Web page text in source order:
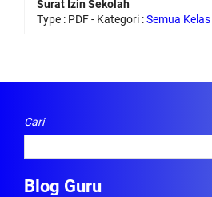
Surat Izin Sekolah
Type : PDF- Kategori :Semua Kelas
Cari
Blog Guru